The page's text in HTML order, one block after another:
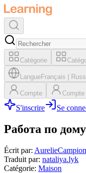
Catégorie
LangueFrançais
Compte Compte
S'inscrire Se
Работа по дому
Écrit par:
Traduit par: nataliya.lyk
Catégorie: Maison